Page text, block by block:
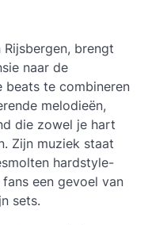
brengt
naar de
beats te combineren
melodieën,
die zowel je hart
Zijn muziek staat
hardstyle-
een gevoel van
sets.